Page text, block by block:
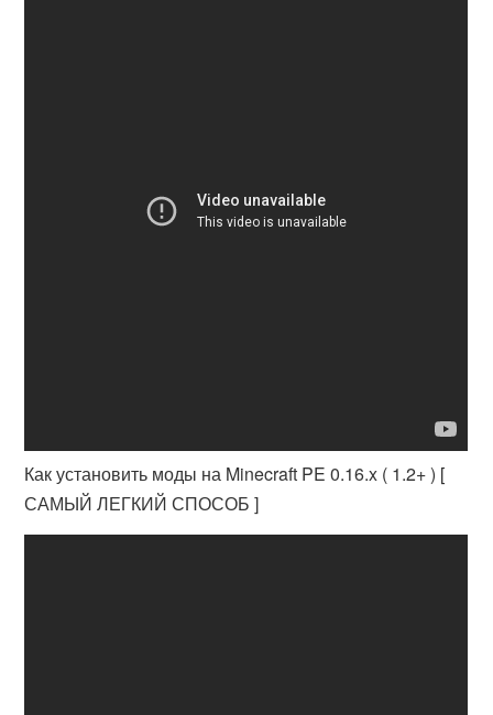
Как установить моды на Minecraft PE 0.16.x ( 1.2+ ) [
САМЫЙ ЛЕГКИЙ СПОСОБ ]